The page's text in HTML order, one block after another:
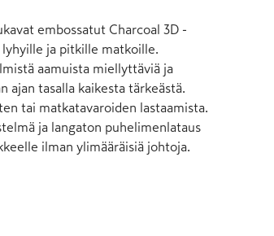
embossatut Charcoal 3D -
ja pitkille matkoille.
aamuista miellyttäviä ja
ajan tasalla kaikesta tärkeästä.
tai matkatavaroiden lastaamista.
ja langaton puhelimenlataus
ilman ylimääräisiä johtoja.